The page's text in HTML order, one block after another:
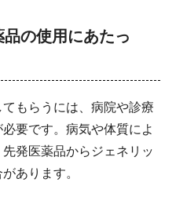
の使用にあたっ
もらうには、病院や診療
要です。病気や体質によ
発医薬品からジェネリッ
あります。